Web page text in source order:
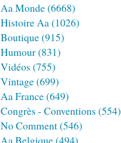
Aa Monde(6668)
Histoire Aa(1026)
Boutique(915)
Humour(831)
Vidéos (755)
Vintage(699)
Aa France(649)
Congrès - Conventions (554)
No Comment(546)
Aa Belgique(494)